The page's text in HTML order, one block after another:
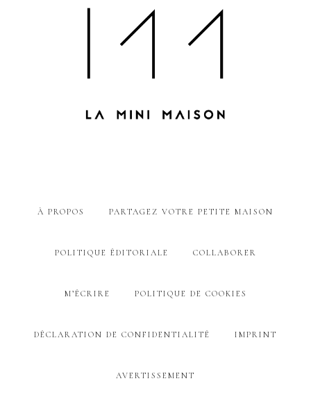
À PROPOS PARTAGEZ VOTRE PETITE MAISON
POLITIQUE ÉDITORIALE COLLABORER
M’ÉCRIRE POLITIQUE DE COOKIES
DÉCLARATION DE CONFIDENTIALITÉ IMPRINT
AVERTISSEMENT